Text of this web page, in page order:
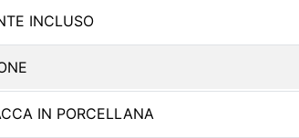
INCLUSO
IN PORCELLANA